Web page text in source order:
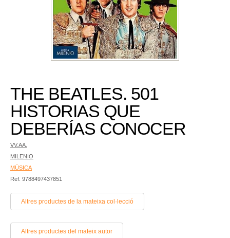
THE BEATLES. 501
HISTORIAS QUE
DEBERÍAS CONOCER
VV.AA.
MILENIO
MÚSICA
Ref. 9788497437851
Altres productes de la mateixa col·lecció
Altres productes del mateix autor